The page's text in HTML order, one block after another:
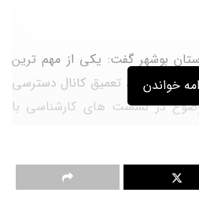
بوشهر گفت: یکی از مهم ترین
های اخیر، تعمیق کانال دسترسی
در نشست های کارشناسی با
دارد.
خواندن